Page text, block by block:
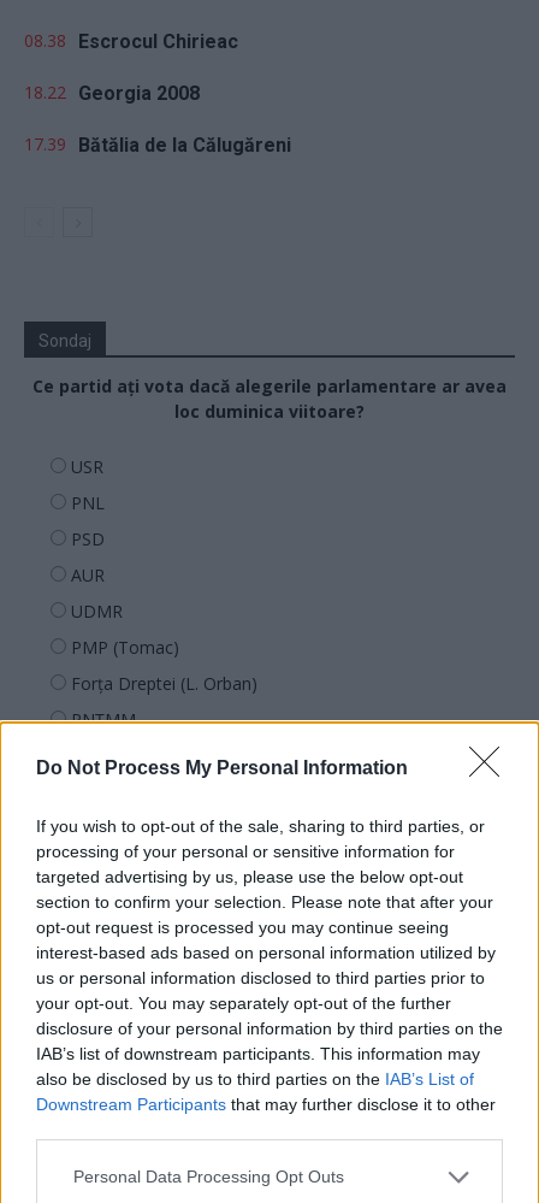
Do Not Process My Personal Information
If you wish to opt-out of the sale, sharing to third parties, or
processing of your personal or sensitive information for
targeted advertising by us, please use the below opt-out
section to confirm your selection. Please note that after your
opt-out request is processed you may continue seeing
interest-based ads based on personal information utilized by
us or personal information disclosed to third parties prior to
your opt-out. You may separately opt-out of the further
disclosure of your personal information by third parties on the
IAB’s list of downstream participants. This information may
also be disclosed by us to third parties on the IAB’s List of
Downstream Participants that may further disclose it to other
Personal Data Processing Opt Outs
08.38 Escrocul Chirieac
18.22 Georgia 2008
17.39 Bătălia de la Călugăreni
Sondaj
Ce partid ați vota dacă alegerile parlamentare ar avea
loc duminica viitoare?
USR
PNL
PSD
AUR
UDMR
PMP (Tomac)
Forța Dreptei (L. Orban)
PNȚMM
REPER
SOS (Șoșoacă)
POT (Gavrilă)
PACE (Peia)
Acțiunea Conservatoare (Târziu)
PDF (Lazarus)
PUSL (D. Voiculescu)
PNȚCD (Pavelescu)
PNCR (Terheș)
Partidul Patrioților (Surugiu)
România pe Primul Loc (Ponta)